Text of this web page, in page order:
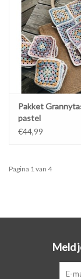
Pakket
pastel
€44,99
Pagina 1 van 4
Meld